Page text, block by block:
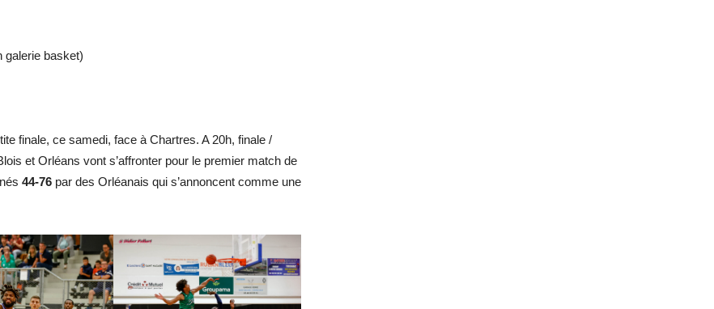
galerie basket)
finale, ce samedi, face à Chartres. A 20h, finale /
et Orléans vont s’affronter pour le premier match de
44-76 par des Orléanais qui s’annoncent comme une